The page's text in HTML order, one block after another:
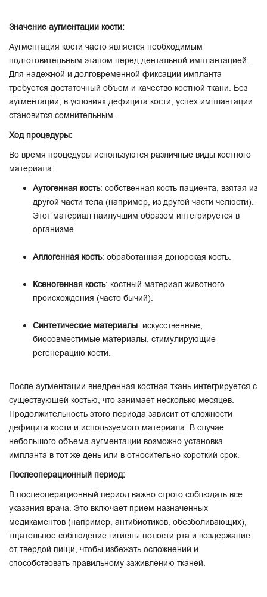
Значение аугментации кости:
Аугментация кости часто является необходимым
подготовительным этапом перед дентальной имплантацией.
Для надежной и долговременной фиксации импланта
требуется достаточный объем и качество костной ткани. Без
аугментации, в условиях дефицита кости, успех имплантации
становится сомнительным.
Ход процедуры:
Во время процедуры используются различные виды костного
материала:
Аутогенная кость: собственная кость пациента, взятая из
другой части тела (например, из другой части челюсти).
Этот материал наилучшим образом интегрируется в
организме.
Аллогенная кость: обработанная донорская кость.
Ксеногенная кость: костный материал животного
происхождения (часто бычий).
Синтетические материалы: искусственные,
биосовместимые материалы, стимулирующие
регенерацию кости.
После аугментации внедренная костная ткань интегрируется с
существующей костью, что занимает несколько месяцев.
Продолжительность этого периода зависит от сложности
дефицита кости и используемого материала. В случае
небольшого объема аугментации возможно установка
импланта в тот же день или в относительно короткий срок.
Послеоперационный период:
В послеоперационный период важно строго соблюдать все
указания врача. Это включает прием назначенных
медикаментов (например, антибиотиков, обезболивающих),
тщательное соблюдение гигиены полости рта и воздержание
от твердой пищи, чтобы избежать осложнений и
способствовать правильному заживлению тканей.